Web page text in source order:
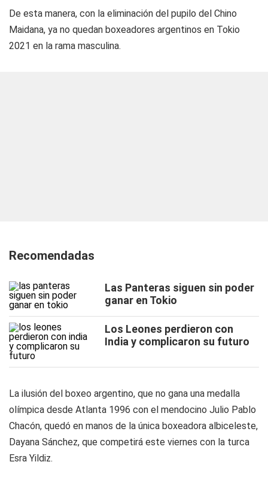
De esta manera, con la eliminación del pupilo del Chino
Maidana, ya no quedan boxeadores argentinos en Tokio
2021 en la rama masculina.
Recomendadas
Las Panteras siguen sin poder
ganar en Tokio
Los Leones perdieron con
India y complicaron su futuro
La ilusión del boxeo argentino, que no gana una medalla
olímpica desde Atlanta 1996 con el mendocino Julio Pablo
Chacón, quedó en manos de la única boxeadora albiceleste,
Dayana Sánchez, que competirá este viernes con la turca
Esra Yildiz.